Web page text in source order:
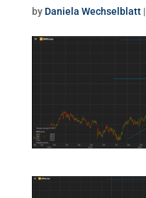
by Daniela Wechselblatt|